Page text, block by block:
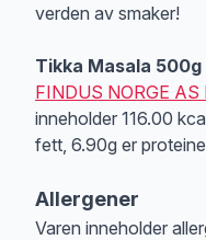
verden av smaker!
Tikka Masala 500g
FINDUS NORGE AS
inneholder 116.00
fett, 6.90g er
Allergener
Varen inneholder